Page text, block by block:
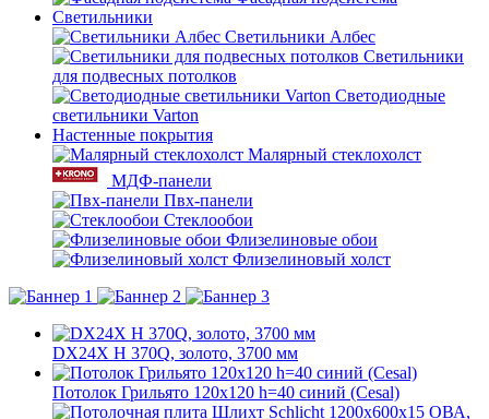
Светильники
Светильники Албес
Светильники
для подвесных потолков
Светодиодные
светильники Varton
Настенные покрытия
Малярный стеклохолст
МДФ-панели
Пвх-панели
Стеклообои
Флизелиновые обои
Флизелиновый холст
DX24X H 370Q, золото, 3700 мм
Потолок Грильято 120x120 h=40 синий (Cesal)